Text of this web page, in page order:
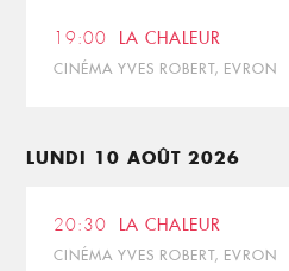
19:00 LA CHALEUR
CINÉMA YVES ROBERT, EVRON
LUNDI 10 AOÛT 2026
20:30 LA CHALEUR
CINÉMA YVES ROBERT, EVRON